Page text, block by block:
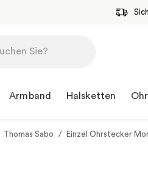
Armband Halsketten
Thomas Sabo / Einzel Ohrstecker